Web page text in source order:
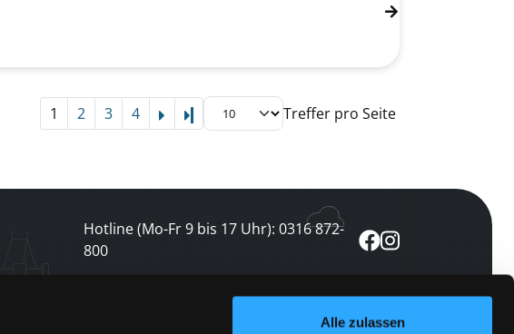
Alle zulassen
1 2 3 4 Letzte Seite Treffer pro Seite
Hotline (Mo-Fr 9 bis 17 Uhr): 0316 872-
800
Newsletter abonnieren